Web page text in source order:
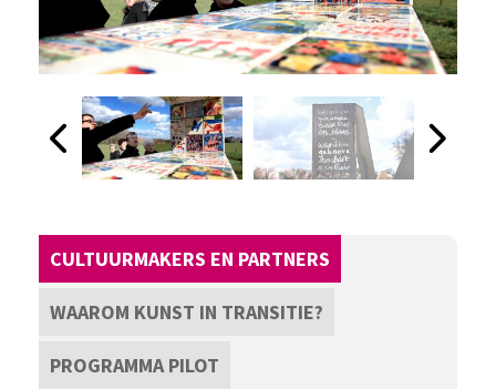
CULTUURMAKERS EN PARTNERS
WAAROM KUNST IN TRANSITIE?
PROGRAMMA PILOT